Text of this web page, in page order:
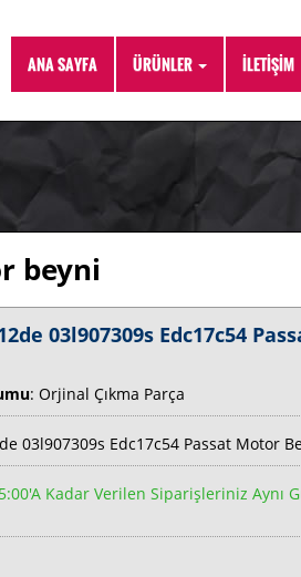
ANA SAYFA ÜRÜNLER İLETİŞİM
beyni
03l907309s Edc17c54
: Orjinal Çıkma Parça
03l907309s Edc17c54 Passat Motor
Kadar Verilen Siparişleriniz Aynı